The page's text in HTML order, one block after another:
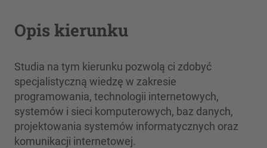
Opis kierunku
Studia na tym kierunku pozwolą ci zdobyć
specjalistyczną wiedzę w zakresie
programowania, technologii internetowych,
systemów i sieci komputerowych, baz danych,
projektowania systemów informatycznych oraz
komunikacji internetowej.